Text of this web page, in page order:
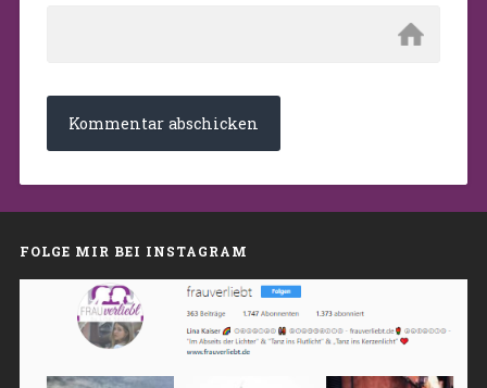
FOLGE MIR BEI INSTAGRAM